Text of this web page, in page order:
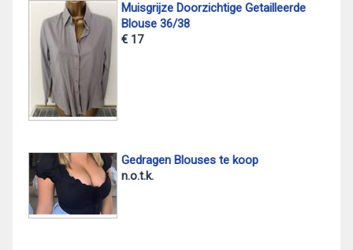
Muisgrijze Doorzichtige Getailleerde
Blouse 36/38
€ 17
Gedragen Blouses te koop
n.o.t.k.